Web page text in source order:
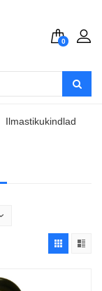
0
Ilmastikukindlad